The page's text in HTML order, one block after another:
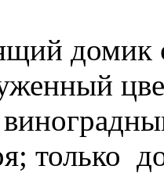
только